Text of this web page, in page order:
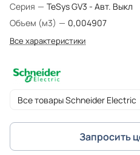
Серия — TeSys GV3 - Авт. Выкл
Объем (м3) — 0,004907
Все характеристики
Все товары Schneider Electric
Запросить